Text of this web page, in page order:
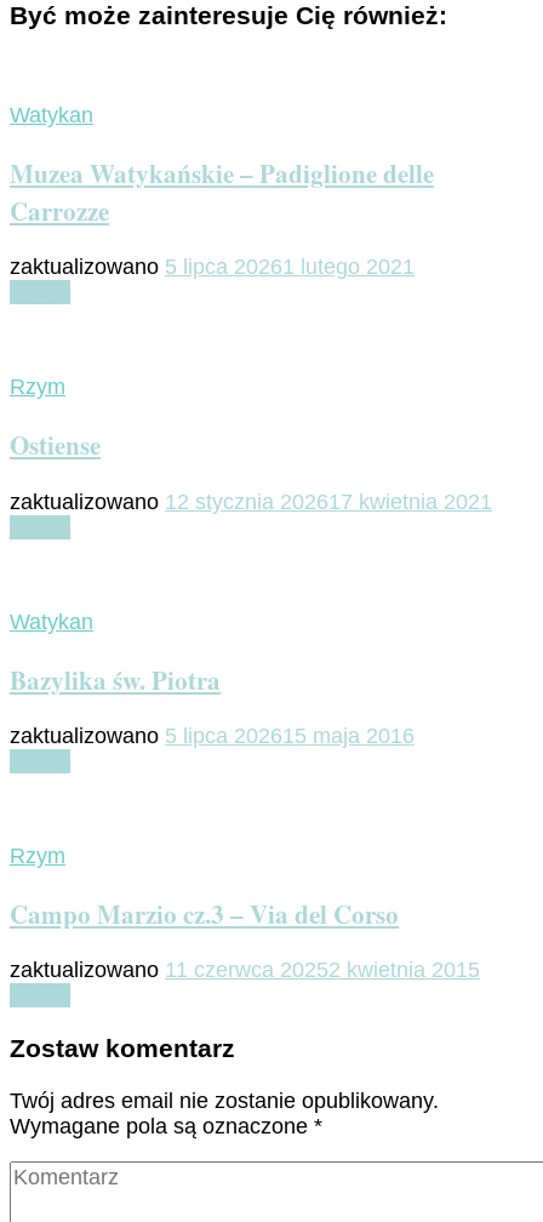
Być może zainteresuje Cię również:
Watykan
Muzea Watykańskie – Padiglione delle
Carrozze
zaktualizowano 5 lipca 20261 lutego 2021
Rzym
Ostiense
zaktualizowano 12 stycznia 202617 kwietnia 2021
Watykan
Bazylika św. Piotra
zaktualizowano 5 lipca 202615 maja 2016
Rzym
Campo Marzio cz.3 – Via del Corso
zaktualizowano 11 czerwca 20252 kwietnia 2015
Zostaw komentarz
Twój adres email nie zostanie opublikowany.
Wymagane pola są oznaczone *